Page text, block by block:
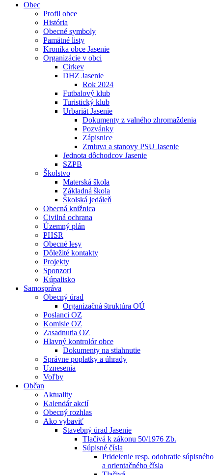
Obec
Profil obce
História
Obecné symboly
Pamätné listy
Kronika obce Jasenie
Organizácie v obci
Cirkev
DHZ Jasenie
Rok 2024
Futbalový klub
Turistický klub
Urbariát Jasenie
Dokumenty z valného zhromaždenia
Pozvánky
Zápisnice
Zmluva a stanovy PSU Jasenie
Jednota dôchodcov Jasenie
SZPB
Školstvo
Materská škola
Základná škola
Školská jedáleň
Obecná knižnica
Civilná ochrana
Územný plán
PHSR
Obecné lesy
Dôležité kontakty
Projekty
Sponzori
Kúpalisko
Samospráva
Obecný úrad
Organizačná štruktúra OÚ
Poslanci OZ
Komisie OZ
Zasadnutia OZ
Hlavný kontrolór obce
Dokumenty na stiahnutie
Správne poplatky a úhrady
Uznesenia
Voľby
Občan
Aktuality
Kalendár akcií
Obecný rozhlas
Ako vybaviť
Stavebný úrad Jasenie
Tlačivá k zákonu 50/1976 Zb.
Súpisné čísla
Pridelenie resp. odobratie súpisného
a orientačného čísla